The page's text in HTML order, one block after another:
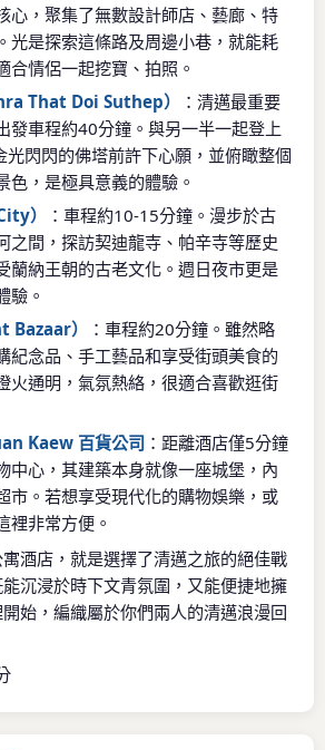
心，聚集了無數設計師店、藝廊、特
光是探索這條路及周邊小巷，就能耗
合情侶一起挖寶、拍照。
That Doi Suthep）
：清邁最重要
發車程約40分鐘。與另一半一起登上
閃閃的佛塔前許下心願，並俯瞰整個
色，是極具意義的體驗。
）
：車程約10-15分鐘。漫步於古
之間，探訪契迪龍寺、帕辛寺等歷史
蘭納王朝的古老文化。週日夜市更是
驗。
Bazaar）
：車程約20分鐘。雖然略
紀念品、手工藝品和享受街頭美食的
火通明，氣氛熱絡，很適合喜歡逛街
Kaew 百貨公司 ：距離酒店僅5分鐘
中心，其建築本身就像一座城堡，內
市。若想享受現代化的購物娛樂，或
裡非常方便。
酒店，就是選擇了清邁之旅的絕佳戰
沉浸於時下文青氛圍，又能便捷地擁
始，編織屬於你們兩人的清邁浪漫回